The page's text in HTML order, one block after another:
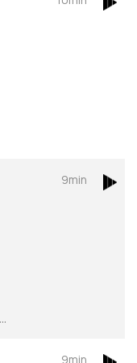
9min
9min